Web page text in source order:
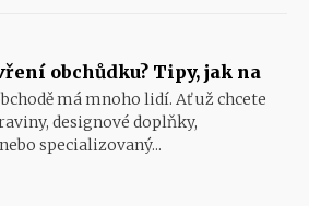
obchůdku? Tipy, jak na
má mnoho lidí. Ať už chcete
designové doplňky,
specializovaný...